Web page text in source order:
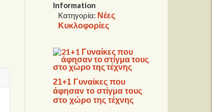
Information
Κατηγορία: Νέες
Κυκλοφορίες
21+1 Γυναίκες που
άφησαν το στίγμα τους
στο χώρο της τέχνης